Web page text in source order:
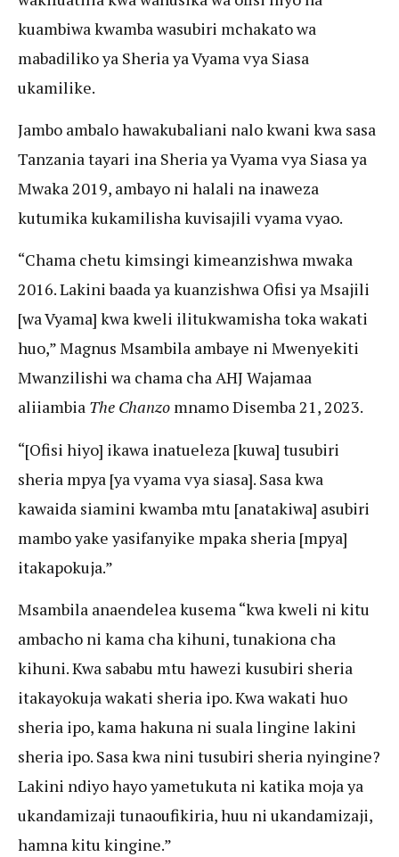
kuambiwa kwamba wasubiri mchakato wa
mabadiliko ya Sheria ya Vyama vya Siasa
ukamilike.
Jambo ambalo hawakubaliani nalo kwani kwa sasa
Tanzania tayari ina Sheria ya Vyama vya Siasa ya
Mwaka 2019, ambayo ni halali na inaweza
kutumika kukamilisha kuvisajili vyama vyao.
“Chama chetu kimsingi kimeanzishwa mwaka
2016. Lakini baada ya kuanzishwa Ofisi ya Msajili
[wa Vyama] kwa kweli ilitukwamisha toka wakati
huo,” Magnus Msambila ambaye ni Mwenyekiti
Mwanzilishi wa chama cha AHJ Wajamaa
aliiambia The Chanzo mnamo Disemba 21, 2023.
“[Ofisi hiyo] ikawa inatueleza [kuwa] tusubiri
sheria mpya [ya vyama vya siasa]. Sasa kwa
kawaida siamini kwamba mtu [anatakiwa] asubiri
mambo yake yasifanyike mpaka sheria [mpya]
itakapokuja.”
Msambila anaendelea kusema “kwa kweli ni kitu
ambacho ni kama cha kihuni, tunakiona cha
kihuni. Kwa sababu mtu hawezi kusubiri sheria
itakayokuja wakati sheria ipo. Kwa wakati huo
sheria ipo, kama hakuna ni suala lingine lakini
sheria ipo. Sasa kwa nini tusubiri sheria nyingine?
Lakini ndiyo hayo yametukuta ni katika moja ya
ukandamizaji tunaoufikiria, huu ni ukandamizaji,
hamna kitu kingine.”